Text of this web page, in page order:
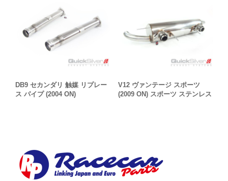
DB9 セカンダリ 触媒 リプレー
ス パイプ (2004 ON)
V12 ヴァンテージ スポーツ
(2009 ON) スポーツ ステンレス